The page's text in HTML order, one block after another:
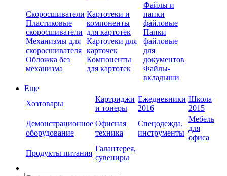
Скоросшиватели
Пластиковые
скоросшиватели
Механизмы для
скоросшивателя
Обложка без
механизма
Картотеки и
компоненты
для картотек
Картотеки для
карточек
Компоненты
для картотек
Файлы и
папки
файловые
Папки
файловые
для
документов
Файлы-
вкладыши
Еще
Хозтовары
Картриджи
и тонеры
Ежедневники
2016
Школа
2015
Демонстрационное
оборудование
Офисная
техника
Спецодежда,
инструменты
Мебель
для
офиса
Продукты питания
Галантерея,
сувениры